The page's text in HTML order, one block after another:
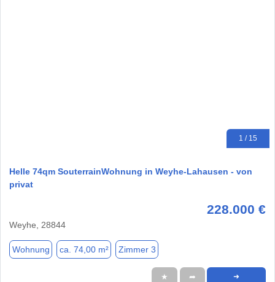
1 / 15
Helle 74qm SouterrainWohnung in Weyhe-Lahausen - von
privat
228.000 €
Weyhe, 28844
Wohnung ca. 74,00 m² Zimmer 3
★ ➦ ➜